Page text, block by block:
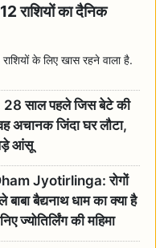
राशियों का दैनिक
के लिए खास रहने वाला है.
साल पहले जिस बेटे की
अचानक जिंदा घर लौटा,
आंसू
Jyotirlinga: रोगों
बाबा बैद्यनाथ धाम का क्या है
ज्योतिर्लिंग की महिमा